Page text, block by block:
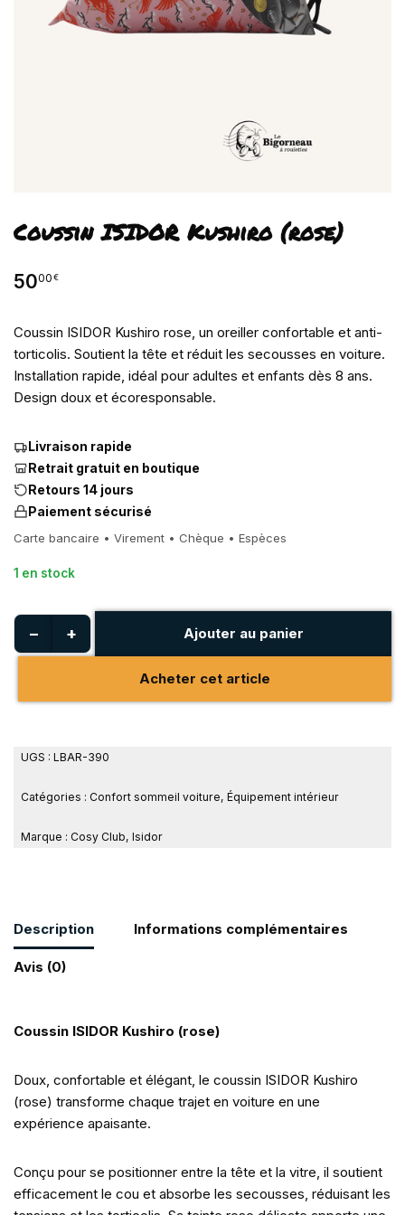
Coussin ISIDOR Kushiro (rose)
5000€
Coussin ISIDOR Kushiro rose, un oreiller confortable et anti-
torticolis. Soutient la tête et réduit les secousses en voiture.
Installation rapide, idéal pour adultes et enfants dès 8 ans.
Design doux et écoresponsable.
Livraison rapide
Retrait gratuit en boutique
Retours 14 jours
Paiement sécurisé
Carte bancaire • Virement • Chèque • Espèces
1 en stock
− + Ajouter au panier
Acheter cet article
UGS : LBAR-390
Catégories : Confort sommeil voiture, Équipement intérieur
Marque : Cosy Club, Isidor
Description Informations complémentaires
Avis (0)
Coussin ISIDOR Kushiro (rose)
Doux, confortable et élégant, le coussin ISIDOR Kushiro
(rose) transforme chaque trajet en voiture en une
expérience apaisante.
Conçu pour se positionner entre la tête et la vitre, il soutient
efficacement le cou et absorbe les secousses, réduisant les